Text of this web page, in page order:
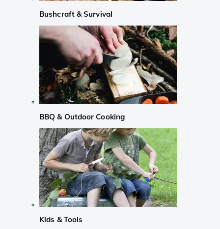
Bushcraft & Survival
BBQ & Outdoor Cooking
Kids & Tools